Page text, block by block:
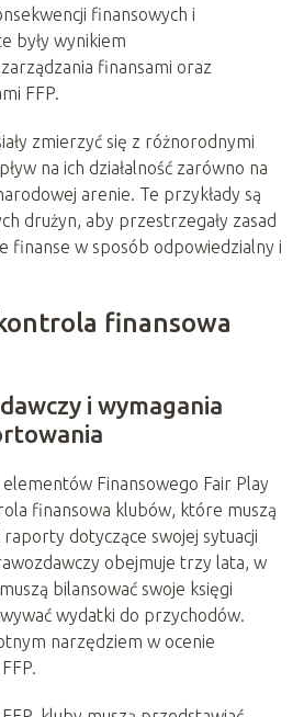
finansowych i
były wynikiem
finansami oraz
FFP.
zmierzyć się z różnorodnymi
na ich działalność zarówno na
arenie. Te przykłady są
drużyn, aby przestrzegały zasad
finanse w sposób odpowiedzialny i
finansowa
i wymagania
Finansowego Fair Play
finansowa klubów, które muszą
dotyczące swojej sytuacji
obejmuje trzy lata, w
bilansować swoje księgi
wydatki do przychodów.
narzędziem w ocenie